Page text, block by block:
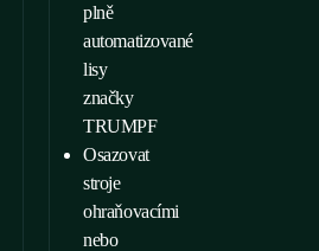
plně
automatizované
lisy
značky
TRUMPF
Osazovat
stroje
ohraňovacími
nebo